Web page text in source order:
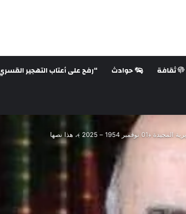
ثقافة حوادث “رفح على أعتاب التهجير